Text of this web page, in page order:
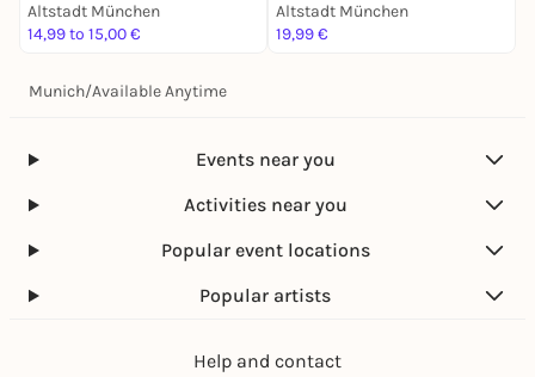
Altstadt München
14,99 to 15,00 €
Altstadt München
19,99 €
Munich/Available Anytime
Events near you
Activities near you
Popular event locations
Popular artists
Help and contact